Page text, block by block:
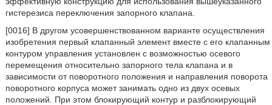
гистерезиса переключения запорного клапана.
[0016] В другом усовершенствованном варианте осуществления
изобретения первый клапанный элемент вместе с его клапанным
контуром управления установлен с возможностью осевого
перемещения относительно запорного тела клапана и в
зависимости от поворотного положения и направления поворота
поворотного корпуса может занимать одно из двух осевых
положений. При этом блокирующий контур и разблокирующий